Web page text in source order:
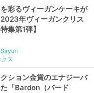
彩るヴィーガンケーキが
年ヴィーガンクリス
集第1弾】
ス
ション金賞のエナジーバ
「Bardon（バード